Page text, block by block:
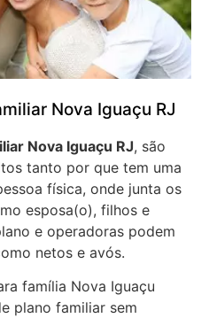
Nova Iguaçu RJ
Nova Iguaçu RJ, são
tanto por que tem uma
física, onde junta os
esposa(o), filhos e
e operadoras podem
netos e avós.
família Nova Iguaçu
plano familiar sem